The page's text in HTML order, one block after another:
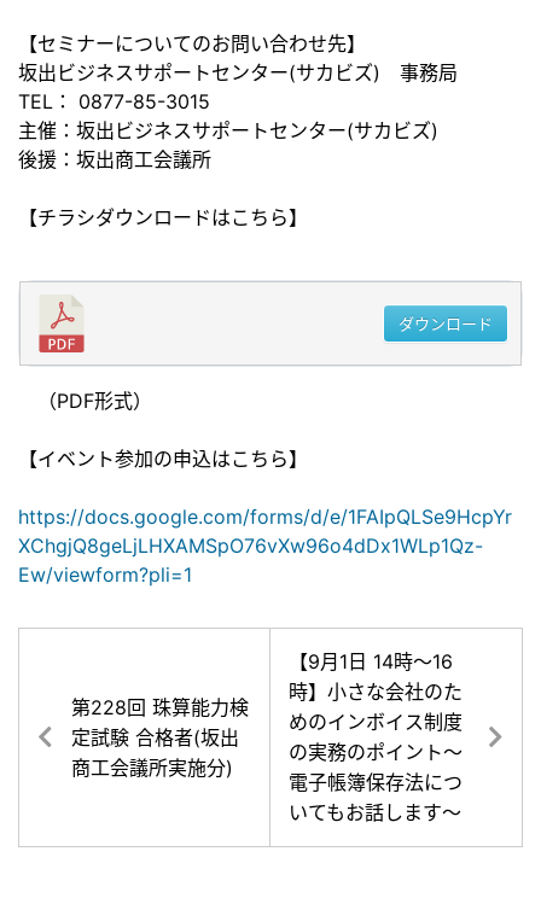
【セミナーについてのお問い合わせ先】
坂出ビジネスサポートセンター(サカビズ) 事務局
TEL： 0877-85-3015
主催：坂出ビジネスサポートセンター(サカビズ)
後援：坂出商工会議所
【チラシダウンロードはこちら】
ダウンロード
（PDF形式）
【イベント参加の申込はこちら】
https://docs.google.com/forms/d/e/1FAIpQLSe9HcpYr
XChgjQ8geLjLHXAMSpO76vXw96o4dDx1WLp1Qz-
Ew/viewform?pli=1
第228回 珠算能力検
定試験 合格者(坂出
商工会議所実施分)
【9月1日 14時～16
時】小さな会社のた
めのインボイス制度
の実務のポイント～
電子帳簿保存法につ
いてもお話します～